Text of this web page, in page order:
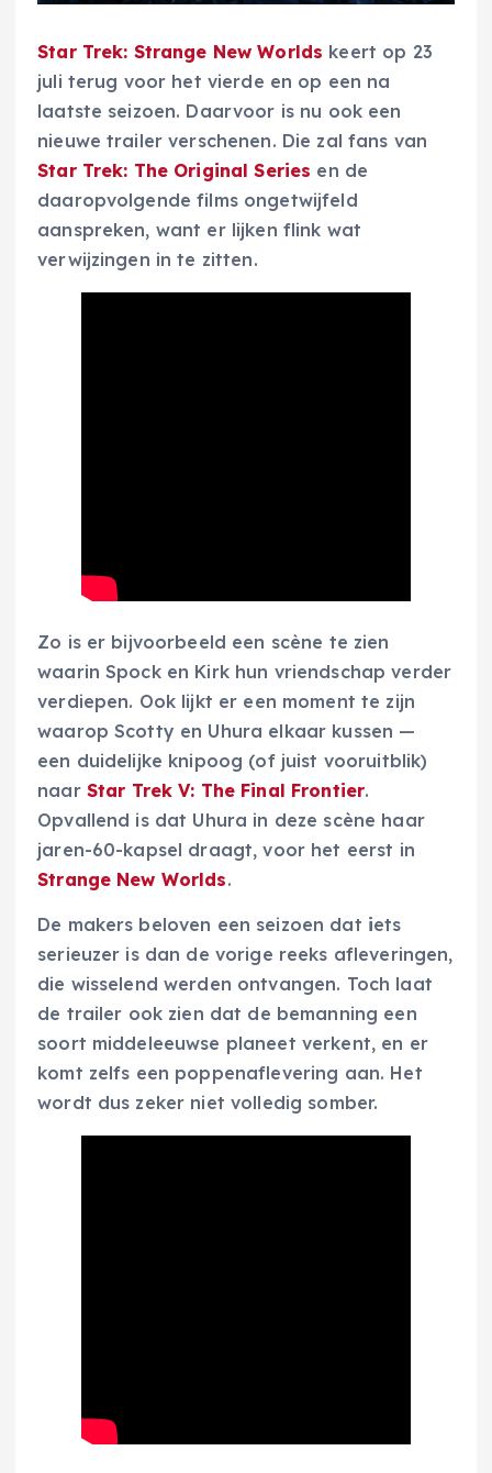
Star Trek: Strange New Worlds keert op 23
juli terug voor het vierde en op een na
laatste seizoen. Daarvoor is nu ook een
nieuwe trailer verschenen. Die zal fans van
Star Trek: The Original Series en de
daaropvolgende films ongetwijfeld
aanspreken, want er lijken flink wat
verwijzingen in te zitten.
Zo is er bijvoorbeeld een scène te zien
waarin Spock en Kirk hun vriendschap verder
verdiepen. Ook lijkt er een moment te zijn
waarop Scotty en Uhura elkaar kussen —
een duidelijke knipoog (of juist vooruitblik)
naar Star Trek V: The Final Frontier.
Opvallend is dat Uhura in deze scène haar
jaren-60-kapsel draagt, voor het eerst in
Strange New Worlds.
De makers beloven een seizoen dat iets
serieuzer is dan de vorige reeks afleveringen,
die wisselend werden ontvangen. Toch laat
de trailer ook zien dat de bemanning een
soort middeleeuwse planeet verkent, en er
komt zelfs een poppenaflevering aan. Het
wordt dus zeker niet volledig somber.